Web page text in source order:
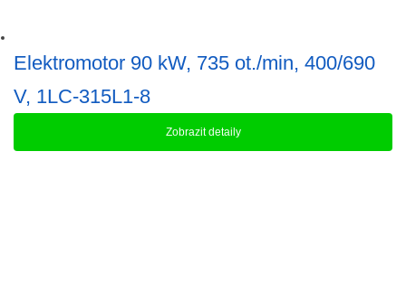
Elektromotor 90 kW, 735 ot./min, 400/690
V, 1LC-315L1-8
Zobrazit detaily